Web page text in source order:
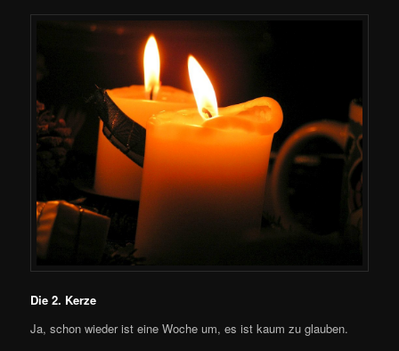
Die 2. Kerze
Ja, schon wieder ist eine Woche um, es ist kaum zu glauben.